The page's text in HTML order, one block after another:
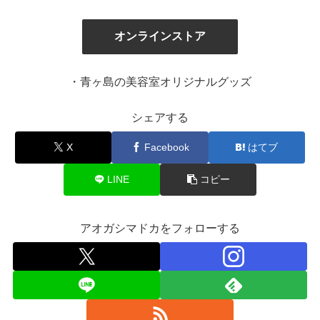
オンラインストア
・青ヶ島の美容室オリジナルグッズ
シェアする
X Facebook はてブ
LINE コピー
アオガシマドカをフォローする